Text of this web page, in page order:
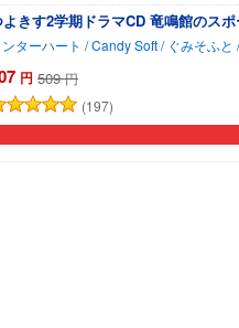
きす2学期ドラマCD 竜鳴館のス
円 509 円
(197)